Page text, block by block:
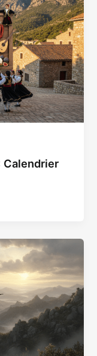
Calendrier